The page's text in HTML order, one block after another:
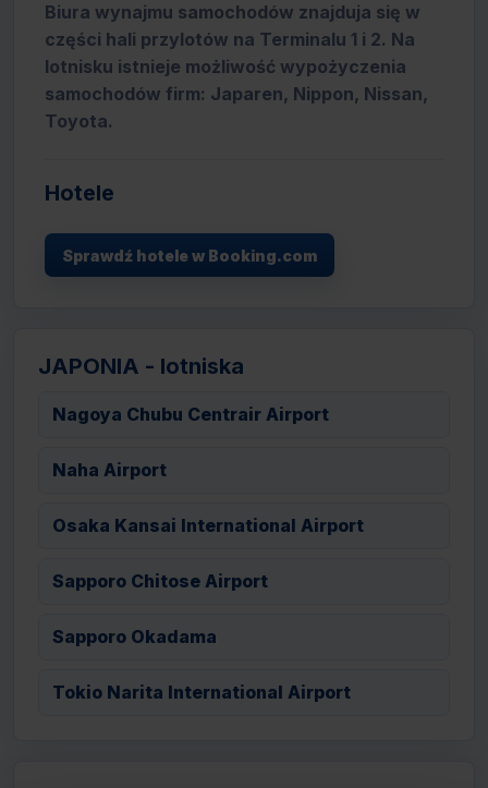
Biura wynajmu samochodów znajduja się w
części hali przylotów na Terminalu 1 i 2. Na
lotnisku istnieje możliwość wypożyczenia
samochodów firm: Japaren, Nippon, Nissan,
Toyota.
Hotele
Sprawdź hotele w Booking.com
JAPONIA - lotniska
Nagoya Chubu Centrair Airport
Naha Airport
Osaka Kansai International Airport
Sapporo Chitose Airport
Sapporo Okadama
Tokio Narita International Airport